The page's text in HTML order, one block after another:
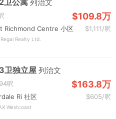
卫公寓列治文
$109.8万
Richmond Centre 小区 $1,111/呎
Realty Ltd.
卫独立屋列治文
呎 $163.8万
Ri 社区 $605/呎
Westcoast